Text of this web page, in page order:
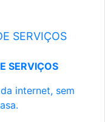
SERVIÇOS
SERVIÇOS
internet, sem